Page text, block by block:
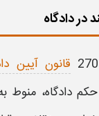
در دادگاه
قانون آیین
دادگاه، منوط